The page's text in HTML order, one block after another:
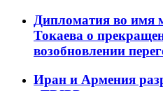
Дипломатия во имя
Токаева о
возобновлении
Иран и Армения